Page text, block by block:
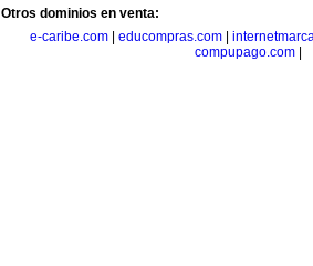
Otros dominios en venta:
e-caribe.com| educompras.com|
compupago.com|